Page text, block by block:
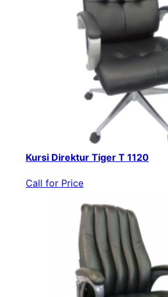
Kursi Direktur Tiger T 1120
Call for Price